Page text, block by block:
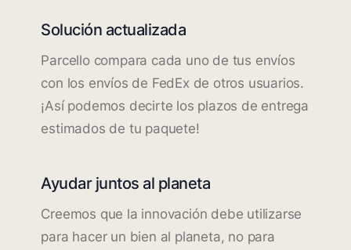
Solución actualizada
Parcello compara cada uno de tus envíos
con los envíos de FedEx de otros usuarios.
¡Así podemos decirte los plazos de entrega
estimados de tu paquete!
Ayudar juntos al planeta
Creemos que la innovación debe utilizarse
para hacer un bien al planeta, no para